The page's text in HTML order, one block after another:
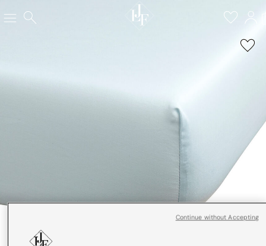
Continue without Accepting